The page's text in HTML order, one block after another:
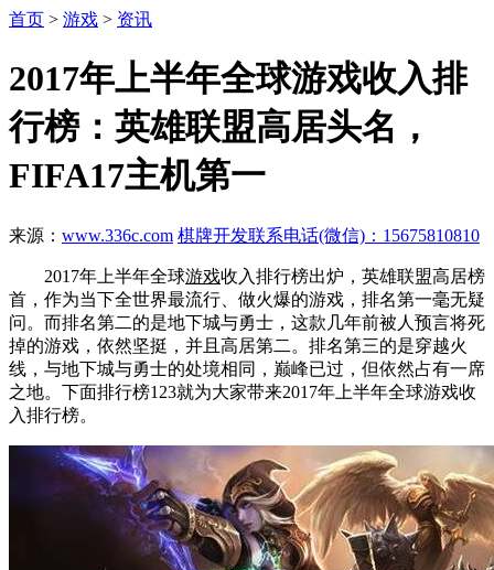
首页 > 游戏 > 资讯
2017年上半年全球游戏收入排
行榜：英雄联盟高居头名，
FIFA17主机第一
来源： www.336c.com 棋牌开发联系电话(微信)：15675810810
2017年上半年全球游戏收入排行榜出炉，英雄联盟高居榜
首，作为当下全世界最流行、做火爆的游戏，排名第一毫无疑
问。而排名第二的是地下城与勇士，这款几年前被人预言将死
掉的游戏，依然坚挺，并且高居第二。排名第三的是穿越火
线，与地下城与勇士的处境相同，巅峰已过，但依然占有一席
之地。下面排行榜123就为大家带来2017年上半年全球游戏收
入排行榜。